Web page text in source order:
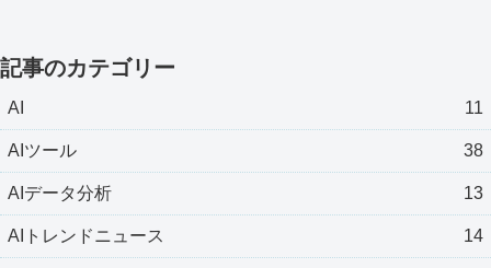
記事のカテゴリー
AI 11
AIツール 38
AIデータ分析 13
AIトレンドニュース 14